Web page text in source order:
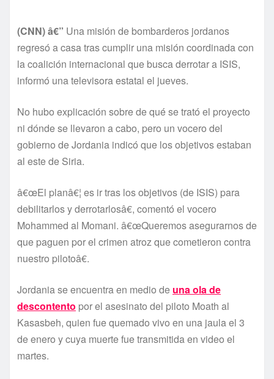
(CNN) â€” Una misión de bombarderos jordanos
regresó a casa tras cumplir una misión coordinada con
la coalición internacional que busca derrotar a ISIS,
informó una televisora estatal el jueves.
No hubo explicación sobre de qué se trató el proyecto
ni dónde se llevaron a cabo, pero un vocero del
gobierno de Jordania indicó que los objetivos estaban
al este de Siria.
â€œEl planâ€¦ es ir tras los objetivos (de ISIS) para
debilitarlos y derrotarlosâ€, comentó el vocero
Mohammed al Momani. â€œQueremos asegurarnos de
que paguen por el crimen atroz que cometieron contra
nuestro pilotoâ€.
Jordania se encuentra en medio de una ola de
descontento por el asesinato del piloto Moath al
Kasasbeh, quien fue quemado vivo en una jaula el 3
de enero y cuya muerte fue transmitida en video el
martes.